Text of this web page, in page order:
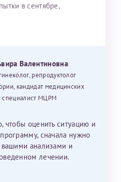
в сентябре,
Валентиновна
репродуктолог
кандидат медицинских
специалист МЦРМ
чтобы оценить ситуацию и
сначала нужно
вашими анализами и
лечении.